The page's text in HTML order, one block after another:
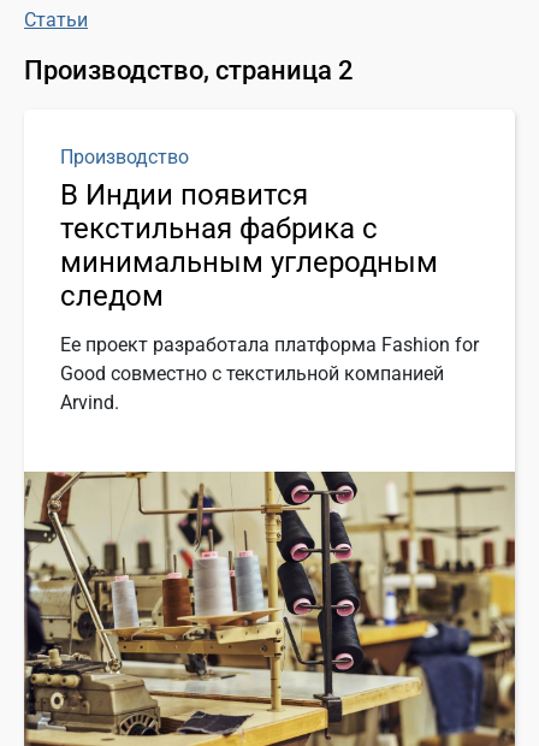
Статьи
Производство, страница 2
Производство
В Индии появится
текстильная фабрика с
минимальным углеродным
следом
Ее проект разработала платформа Fashion for
Good совместно с текстильной компанией
Arvind.